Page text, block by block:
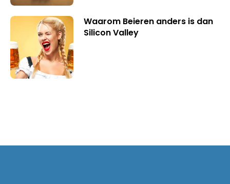
Waarom Beieren anders is dan
Silicon Valley